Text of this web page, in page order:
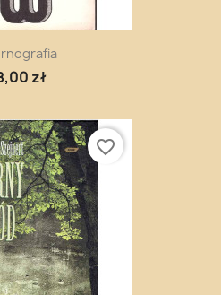
zł
favorite_border